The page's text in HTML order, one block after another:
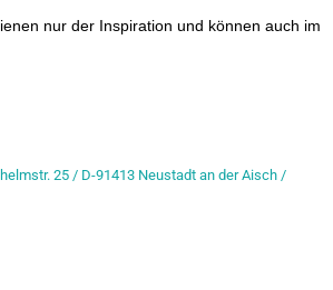
nur der Inspiration und können auch im
25 / D-91413 Neustadt an der Aisch /